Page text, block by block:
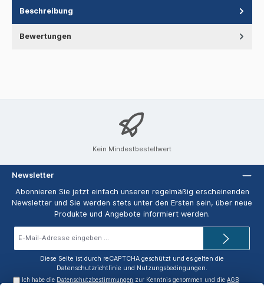
Beschreibung
Bewertungen
Kein Mindestbestellwert
Newsletter
Abonnieren Sie jetzt einfach unseren regelmäßig erscheinenden
Newsletter und Sie werden stets unter den Ersten sein, über neue
Produkte und Angebote informiert werden.
Diese Seite ist durch reCAPTCHA geschützt und es gelten die
Datenschutzrichtlinie und Nutzungsbedingungen.
Ich habe die Datenschutzbestimmungen zur Kenntnis genommen und dieAGB